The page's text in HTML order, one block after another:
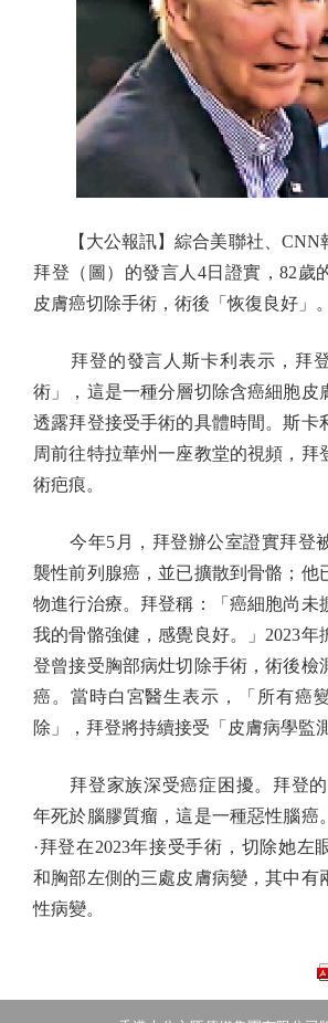
【大公報訊】綜合美聯社、CNN
拜登（圖）的發言人4日證實，82歲
皮膚癌切除手術，術後「恢復良好」。
拜登的發言人斯卡利表示，拜
術」，這是一種分層切除含癌細胞皮
透露拜登接受手術的具體時間。斯卡
周前往特拉華州一座教堂的視頻，拜
術疤痕。
今年5月，拜登辦公室證實拜登
襲性前列腺癌，並已擴散到骨骼；他
物進行治療。拜登稱：「癌細胞尚未
我的骨骼強健，感覺良好。」2023年
登曾接受胸部病灶切除手術，術後檢
癌。當時白宮醫生表示，「所有癌
除」，拜登將持續接受「皮膚病學監
拜登家族深受癌症困擾。拜登的
年死於腦膠質瘤，這是一種惡性腦癌
·拜登在2023年接受手術，切除她左
和胸部左側的三處皮膚病變，其中有
性病變。